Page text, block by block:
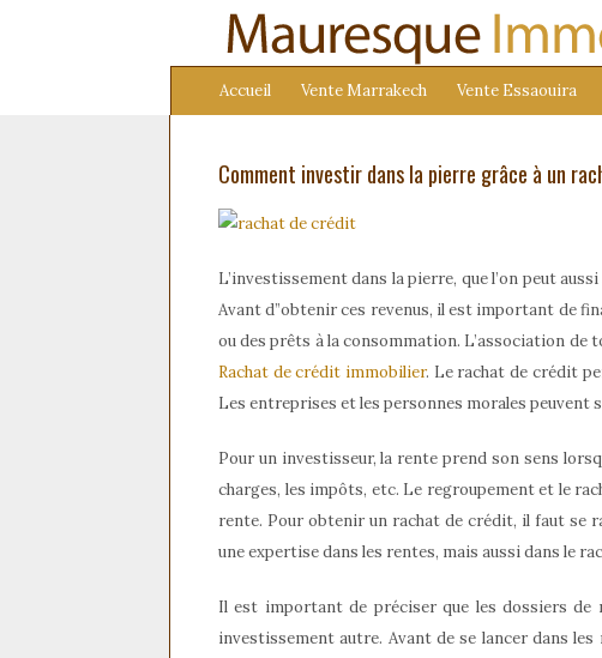
Accueil Vente Marrakech Vente Essaouira
Comment investir dans la pierre grâce à un
L’investissement dans la pierre, que l’on peut
Avant d”obtenir ces revenus, il est important de
ou des prêts à la consommation. L’association
Rachat de crédit immobilier. Le rachat de crédit
Les entreprises et les personnes morales peuvent
Pour un investisseur, la rente prend son sens
charges, les impôts, etc. Le regroupement et le
rente. Pour obtenir un rachat de crédit, il faut se
une expertise dans les rentes, mais aussi dans le
Il est important de préciser que les dossiers
investissement autre. Avant de se lancer dans